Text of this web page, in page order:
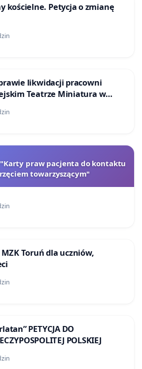
kościelne. Petycja o zmianę
likwidacji pracowni
Teatrze Miniatura w
praw pacjenta do kontaktu
towarzyszącym"
Toruń dla uczniów,
PETYCJA DO
POLSKIEJ